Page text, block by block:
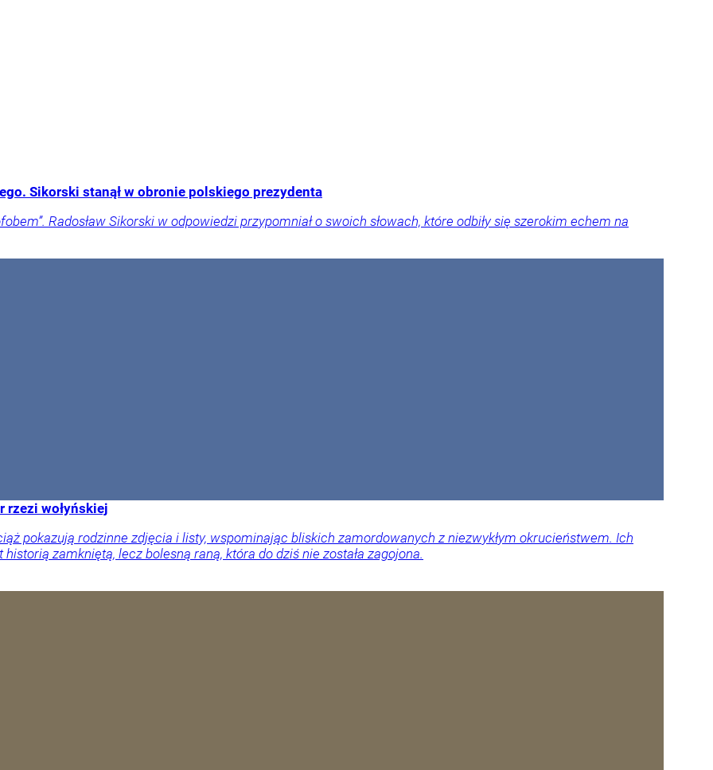
Sikorski stanął w obronie polskiego prezydenta
Radosław Sikorski w odpowiedzi przypomniał o swoich słowach, które odbiły się szerokim echem na
rzezi wołyńskiej
pokazują rodzinne zdjęcia i listy, wspominając bliskich zamordowanych z niezwykłym okrucieństwem. Ich
zamkniętą, lecz bolesną raną, która do dziś nie została zagojona.